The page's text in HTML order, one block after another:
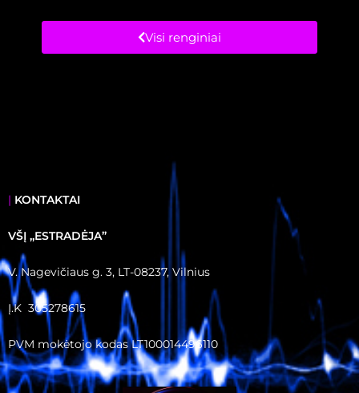
Visi renginiai
| KONTAKTAI
VŠĮ ,,ESTRADĖJA”
V. Nagevičiaus g. 3, LT-08237, Vilnius
Į.K 305278615
PVM mokėtojo kodas LT100014496110